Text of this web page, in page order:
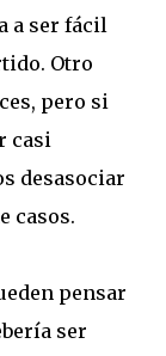
a ser fácil
Otro
pero si
casi
desasociar
casos.
pensar
ser